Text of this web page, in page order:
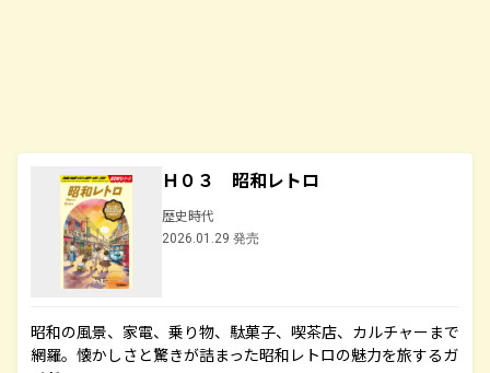
Ｈ０３ 昭和レトロ
歴史時代
2026.01.29 発売
昭和の風景、家電、乗り物、駄菓子、喫茶店、カルチャーまで
網羅。懐かしさと驚きが詰まった昭和レトロの魅力を旅するガ